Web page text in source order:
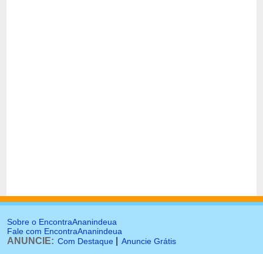
Sobre o EncontraAnanindeua
Fale com EncontraAnanindeua
ANUNCIE: Com Destaque Anuncie Grátis